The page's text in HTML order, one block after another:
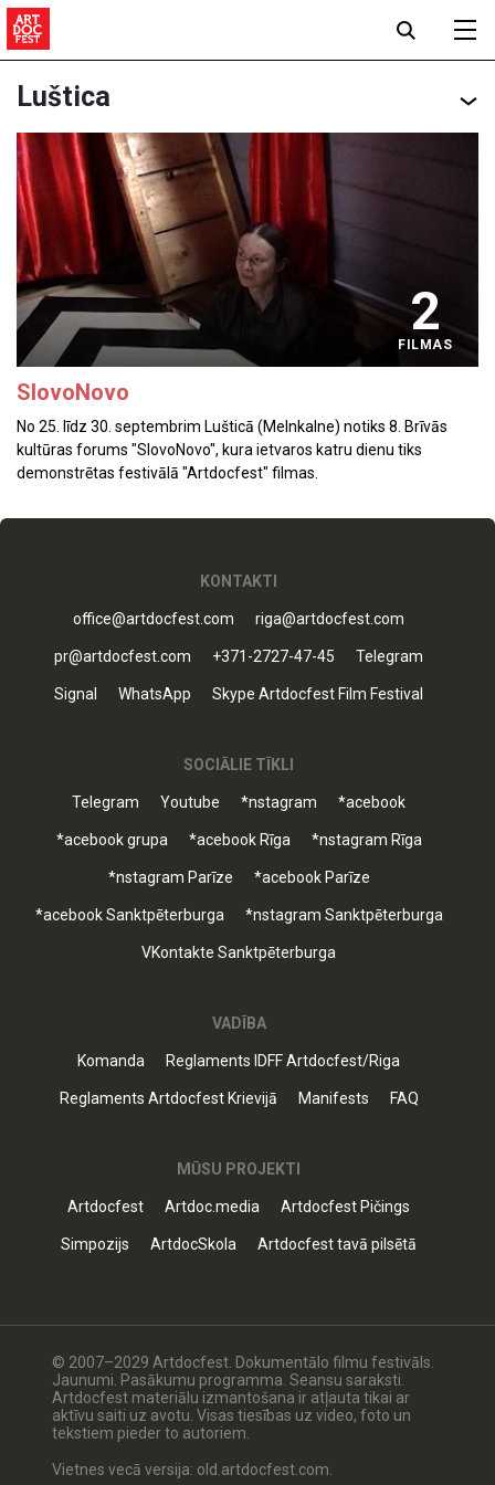
Luštica
2
FILMAS
SlovoNovo
No 25. līdz 30. septembrim Lušticā (Melnkalne) notiks 8. Brīvās
kultūras forums "SlovoNovo", kura ietvaros katru dienu tiks
demonstrētas festivālā "Artdoсfest" filmas.
KONTAKTI
office@artdocfest.com riga@artdocfest.com
pr@artdocfest.com +371-2727-47-45 Telegram
Signal WhatsApp Skype Artdocfest Film Festival
SOCIĀLIE TĪKLI
Telegram Youtube *nstagram *acebook
*acebook grupa *acebook Rīga *nstagram Rīga
*nstagram Parīze *acebook Parīze
*acebook Sanktpēterburga *nstagram Sanktpēterburga
VKontakte Sanktpēterburga
VADĪBA
Komanda Reglaments IDFF Artdocfest/Riga
Reglaments Artdocfest Krievijā Manifests FAQ
MŪSU PROJEKTI
Artdocfest Artdoc.media Artdocfest Pičings
Simpozijs ArtdocSkola Artdocfest tavā pilsētā
© 2007–2029 Artdocfest. Dokumentālo filmu festivāls.
Jaunumi. Pasākumu programma. Seansu saraksti.
Artdocfest materiālu izmantošana ir atļauta tikai ar
aktīvu saiti uz avotu. Visas tiesības uz video, foto un
tekstiem pieder to autoriem.
Vietnes vecā versija: old.artdocfest.com.